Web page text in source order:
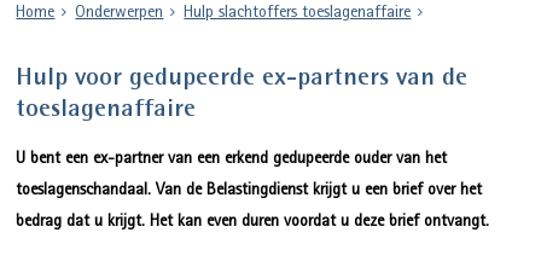
Home Onderwerpen Hulp slachtoffers toeslagenaffaire
Hulp voor gedupeerde ex-partners van de
toeslagenaffaire
U bent een ex-partner van een erkend gedupeerde ouder van het
toeslagenschandaal. Van de Belastingdienst krijgt u een brief over het
bedrag dat u krijgt. Het kan even duren voordat u deze brief ontvangt.